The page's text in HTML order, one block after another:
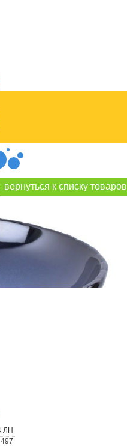
вернуться к списку товаров
ЛН